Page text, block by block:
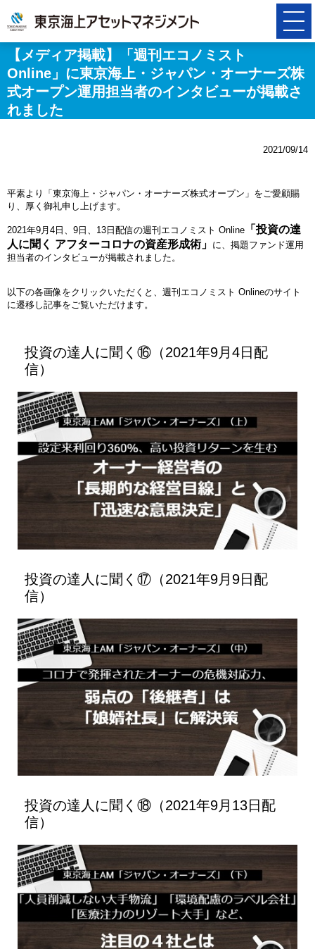
【メディア掲載】「週刊エコノミスト
Online」に東京海上・ジャパン・オーナーズ株
式オープン運用担当者のインタビューが掲載さ
れました
2021/09/14
平素より「東京海上・ジャパン・オーナーズ株式オープン」をご愛顧賜
り、厚く御礼申し上げます。
2021年9月4日、9日、13日配信の週刊エコノミスト Online 「投資の達
人に聞く アフターコロナの資産形成術」
に、掲題ファンド運用
担当者のインタビューが掲載されました。
以下の各画像をクリックいただくと、週刊エコノミスト Onlineのサイト
に遷移し記事をご覧いただけます。
投資の達人に聞く⑯（2021年9月4日配
信）
投資の達人に聞く⑰（2021年9月9日配
信）
投資の達人に聞く⑱（2021年9月13日配
信）